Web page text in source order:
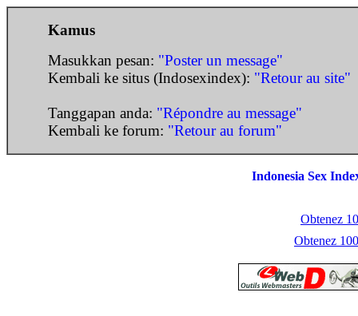
Kamus
Masukkan pesan: "Poster un message"
Kembali ke situs (Indosexindex): "Retour au site"
Tanggapan anda: "Répondre au message"
Kembali ke forum: "Retour au forum"
Indonesia Sex
Obtenez
Obtenez